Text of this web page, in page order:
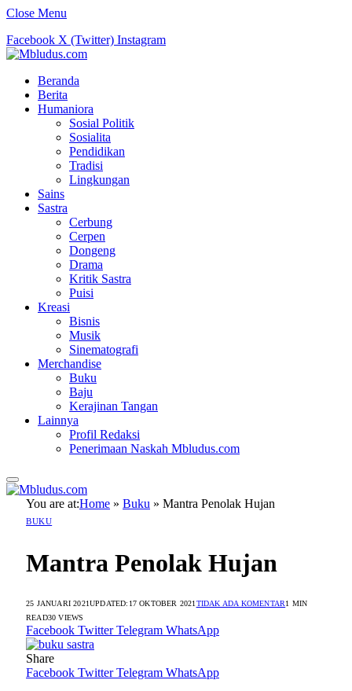
Close Menu
Facebook X (Twitter) Instagram
Beranda
Berita
Humaniora
Sosial Politik
Sosialita
Pendidikan
Tradisi
Lingkungan
Sains
Sastra
Cerbung
Cerpen
Dongeng
Drama
Kritik Sastra
Puisi
Kreasi
Bisnis
Musik
Sinematografi
Merchandise
Buku
Baju
Kerajinan Tangan
Lainnya
Profil Redaksi
Penerimaan Naskah Mbludus.com
You are at:Home » Buku » Mantra Penolak Hujan
BUKU
Mantra Penolak Hujan
25 JANUARI 2021UPDATED: 17 OKTOBER 2021 TIDAK ADA KOMENTAR1 MIN
READ30VIEWS
Facebook Twitter Telegram WhatsApp
Share
Facebook Twitter Telegram WhatsApp